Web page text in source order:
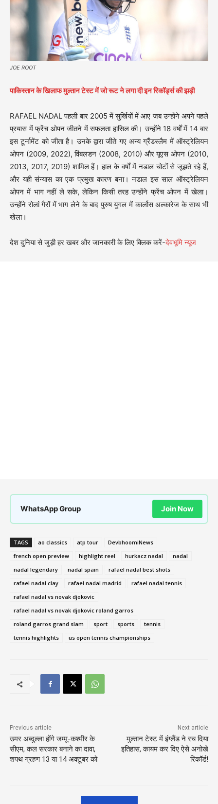
JOE ROOT
पाकिस्तान के खिलाफ मुल्तान टेस्ट में जो रूट ने लगा दी इन रिकॉर्ड्स की झड़ी
RAFAEL NADAL पहली बार 2005 में सुर्खियों में आए जब उन्होंने अपने पहले
प्रयास में फ्रेंच ओपन जीतने में सफलता हासिल की। उन्होंने 18 वर्षों में 14 बार
इस टूर्नामेंट को जीता है। उनके द्वारा जीते गए अन्य ग्रैंडस्लैम में ऑस्ट्रेलियन
ओपन (2009, 2022), विंबलडन (2008, 2010) और यूएस ओपन (2010,
2013, 2017, 2019) शामिल हैं। हाल के वर्षों में नडाल चोटों से जूझते रहे हैं,
और यही संन्यास का एक प्रमुख कारण बना। नडाल इस साल ऑस्ट्रेलियन
ओपन में भाग नहीं ले सके, लेकिन किसी तरह उन्होंने फ्रेंच ओपन में खेला।
उन्होंने रोलां गैरों में भाग लेने के बाद पुरुष युगल में कार्लोस अल्कारेज के साथ भी
खेला।
देश दुनिया से जुड़ी हर खबर और जानकारी के लिए क्लिक करें-देवभूमि न्यूज
WhatsApp Group Join Now
TAGS ao classics atp tour
DevbhoomiNews
french open preview
highlight reel hurkacz nadal
nadal
nadal legendary
nadal spain
rafael nadal best shots
rafael nadal clay
rafael nadal madrid
rafael nadal tennis
rafael nadal vs novak djokovic
rafael nadal vs novak djokovic roland garros
roland garros grand slam
sport sports
tennis
tennis highlights
us open tennis championships
Previous article
उमर अब्दुल्ला होंगे जम्मू-कश्मीर के
सीएम, कल सरकार बनाने का दावा,
शपथ ग्रहण 13 या 14 अक्टूबर को
Next article
मुल्तान टेस्ट में इंग्लैंड ने रच दिया
इतिहास, कायम कर दिए ऐसे अनोखे
रिकॉर्ड!